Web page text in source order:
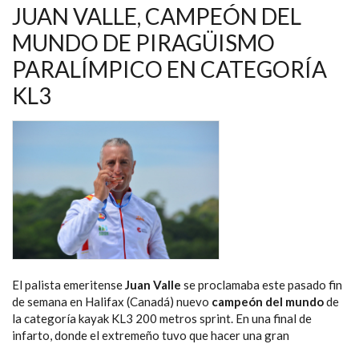
ESPAÑA
EN
MUNDIAL
DE
CICLISMO
PARALÍMPICO
JUAN VALLE, CAMPEÓN DEL
MUNDO DE PIRAGÜISMO
PARALÍMPICO EN CATEGORÍA
KL3
El palista emeritenseJuan Valle se proclamaba este pasado fin
de semana en Halifax (Canadá) nuevo campeón del mundode
la categoría kayak KL3 200 metros sprint. En una final de
infarto, donde el extremeño tuvo que hacer una gran